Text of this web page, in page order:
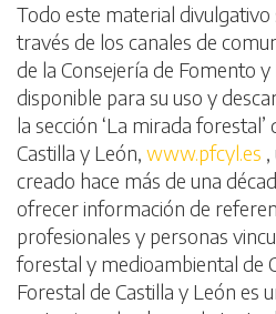
Todo este material
través de los canales de
de la Consejería de Fomento
disponible para su uso y
la sección ‘La mirada
Castilla y León, www.pfcyl.es
creado hace más de una
ofrecer información de
profesionales y personas
forestal y medioambiental de
Forestal de Castilla y León es